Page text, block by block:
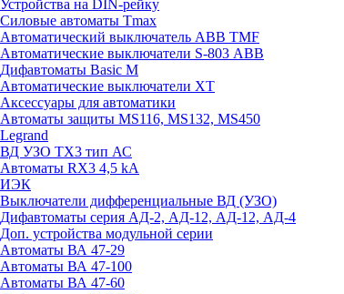
Устройства на DIN-рейку
Силовые автоматы Tmax
Автоматический выключатель ABB TMF
Автоматические выключатели S-803 АВВ
Дифавтоматы Basic M
Автоматические выключатели XT
Аксессуары для автоматики
Автоматы защиты MS116, MS132, MS450
Legrand
ВД УЗО TX3 тип АС
Автоматы RX3 4,5 kA
ИЭК
Выключатели дифференциальные ВД (УЗО)
Дифавтоматы серия АД-2, АД-12, АД-12, АД-4
Доп. устройства модульной серии
Автоматы ВА 47-29
Автоматы ВА 47-100
Автоматы ВА 47-60